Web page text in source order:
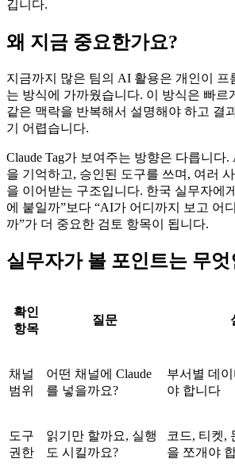
깁니다.
왜 지금 중요한가요?
지금까지 많은 팀의 AI 활용은 개인이 프
는 방식에 가까웠습니다. 이 방식은 빠르
같은 맥락을 반복해서 설명해야 하고 결
기 어렵습니다.
Claude Tag가 보여주는 방향은 다릅니다
을 기억하고, 승인된 도구를 쓰며, 여러
을 이어받는 구조입니다. 한국 실무자에
에 붙일까”보다 “AI가 어디까지 보고 어
까”가 더 중요한 검토 항목이 됩니다.
실무자가 볼 포인트는 무엇
확인
항목
질문
채널
범위
어떤 채널에 Claude
를 넣을까요?
부서별 데
야 합니다
도구
권한
읽기만 할까요, 실행
도 시킬까요?
코드, 티켓,
을 쪼개야